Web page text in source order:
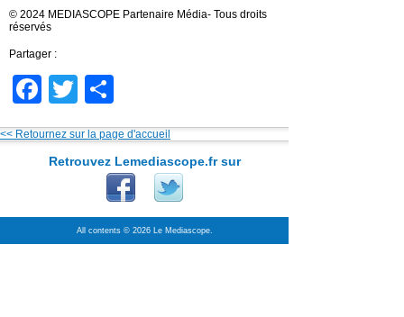
© 2024 MEDIASCOPE Partenaire Média- Tous droits
réservés
Partager :
Facebook
Twitter
<< Retournez sur la page d'accueil
Retrouvez Lemediascope.fr sur
All contents © 2026 Le Mediascope.